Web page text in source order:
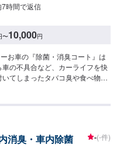
7時間で返信
〜10,000円
お車の『除菌・消臭コート』は
の不具合など、カーライフを快
てしまったタバコ臭や食べ物臭
交換してもシートや閉め切った
内の匂いがビックリするほど消
消臭・車内除菌 -(-件)